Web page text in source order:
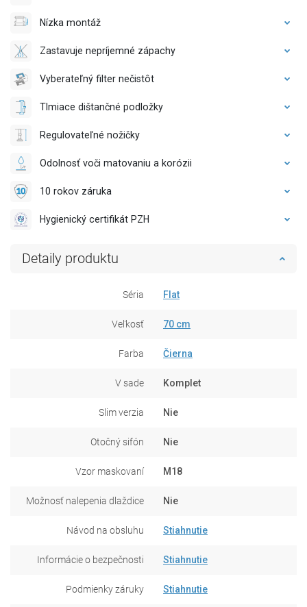
Nízka montáž
Zastavuje nepríjemné zápachy
Vyberateľný filter nečistôt
Tlmiace dištančné podložky
Regulovateľné nožičky
Odolnosť voči matovaniu a korózii
10 rokov záruka
Hygienický certifikát PZH
Detaily produktu
Séria Flat
Veľkosť 70 cm
Farba Čierna
V sade Komplet
Slim verzia Nie
Otočný sifón Nie
Vzor maskovaní M18
Možnosť nalepenia dlaždice Nie
Návod na obsluhu Stiahnutie
Informácie o bezpečnosti Stiahnutie
Podmienky záruky Stiahnutie